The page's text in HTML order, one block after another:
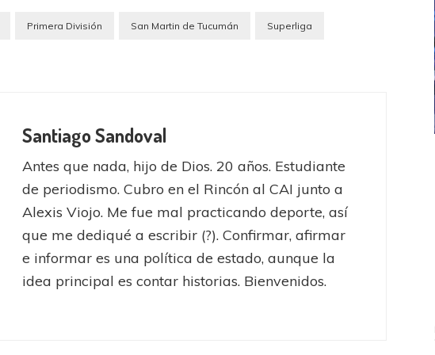
Primera División San Martin de Tucumán Superliga
Santiago Sandoval
Antes que nada, hijo de Dios. 20 años. Estudiante
de periodismo. Cubro en el Rincón al CAI junto a
Alexis Viojo. Me fue mal practicando deporte, así
que me dediqué a escribir (?). Confirmar, afirmar
e informar es una política de estado, aunque la
idea principal es contar historias. Bienvenidos.
SUDAMERICANA
Sur Defendido